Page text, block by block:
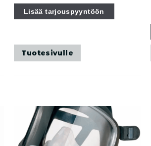
Lisää tarjouspyyntöön
Tuotesivulle